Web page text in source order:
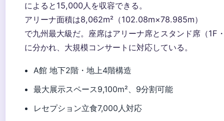
によると15,000人を収容できる。
アリーナ面積は8,062m²（102.08m×78.985m）
で九州最大級だ。座席はアリーナ席とスタンド席（1F
に分かれ、大規模コンサートに対応している。
A館 地下2階・地上4階構造
最大展示スペース9,100m²、9分割可能
レセプション立食7,000人対応